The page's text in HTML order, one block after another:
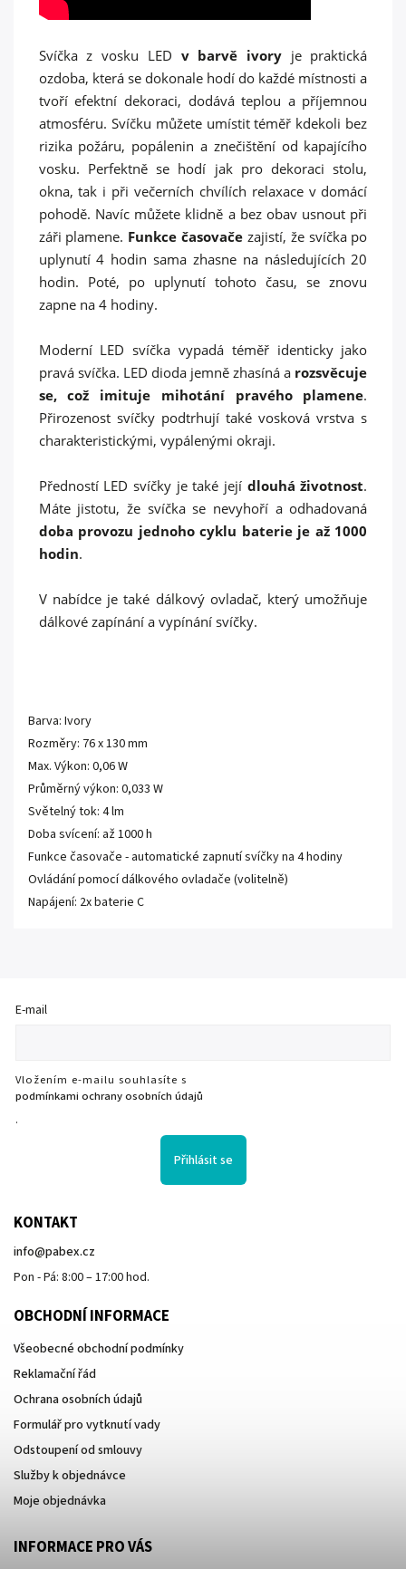
Svíčka z vosku LED v barvě ivoryje praktická
ozdoba, která se dokonale hodí do každé místnosti a
tvoří efektní dekoraci, dodává teplou a příjemnou
atmosféru. Svíčku můžete umístit téměř kdekoli bez
rizika požáru, popálenin a znečištění od kapajícího
vosku. Perfektně se hodí jak pro dekoraci stolu,
okna, tak i při večerních chvílích relaxace v domácí
pohodě. Navíc můžete klidně a bez obav usnout při
záři plamene. Funkce časovače zajistí, že svíčka po
uplynutí 4 hodin sama zhasne na následujících 20
hodin. Poté, po uplynutí tohoto času, se znovu
zapne na 4 hodiny.
Moderní LED svíčka vypadá téměř identicky jako
pravá svíčka. LED dioda jemně zhasíná a rozsvěcuje
se, což imituje mihotání pravého plamene.
Přirozenost svíčky podtrhují také vosková vrstva s
charakteristickými, vypálenými okraji.
Předností LED svíčky je také její dlouhá životnost.
Máte jistotu, že svíčka se nevyhoří a odhadovaná
doba provozu jednoho cyklu baterie je až 1000
hodin.
V nabídce je také dálkový ovladač, který umožňuje
dálkové zapínání a vypínání svíčky.
Barva: Ivory
Rozměry: 76 x 130 mm
Max. Výkon: 0,06 W
Průměrný výkon: 0,033 W
Světelný tok: 4 lm
Doba svícení: až 1000 h
Funkce časovače - automatické zapnutí svíčky na 4 hodiny
Ovládání pomocí dálkového ovladače (volitelně)
Napájení: 2x baterie C
E-mail
Vložením e-mailu souhlasíte s
podmínkami ochrany osobních údajů
.
Přihlásit se
KONTAKT
info@pabex.cz
Pon - Pá: 8:00 – 17:00 hod.
OBCHODNÍ INFORMACE
Všeobecné obchodní podmínky
Reklamační řád
Ochrana osobních údajů
Formulář pro vytknutí vady
Odstoupení od smlouvy
Služby k objednávce
Moje objednávka
INFORMACE PRO VÁS